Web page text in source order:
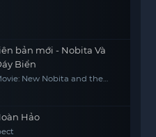
bản mới - Nobita Và
Biển
New Nobita and the
Devil
Hảo